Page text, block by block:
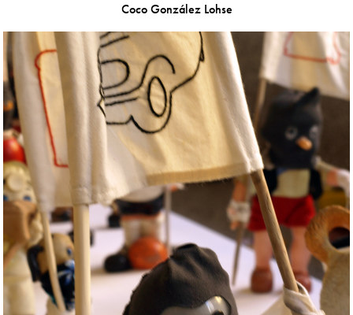
Coco González Lohse